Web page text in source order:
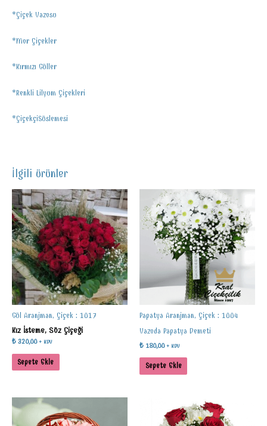
*Çiçek Vazosu
*Mor Çiçekler
*Kırmızı Güller
*Renkli Lilyum Çiçekleri
*ÇiçekçiSüslemesi
İlgili ürünler
Gül Aranjman, Çiçek : 1017
Kız İsteme, Söz Çiçeği
₺320,00 + KDV
Sepete Ekle
Papatya Aranjman, Çiçek : 1004
Vazoda Papatya Demeti
₺ 180,00 + KDV
Sepete Ekle